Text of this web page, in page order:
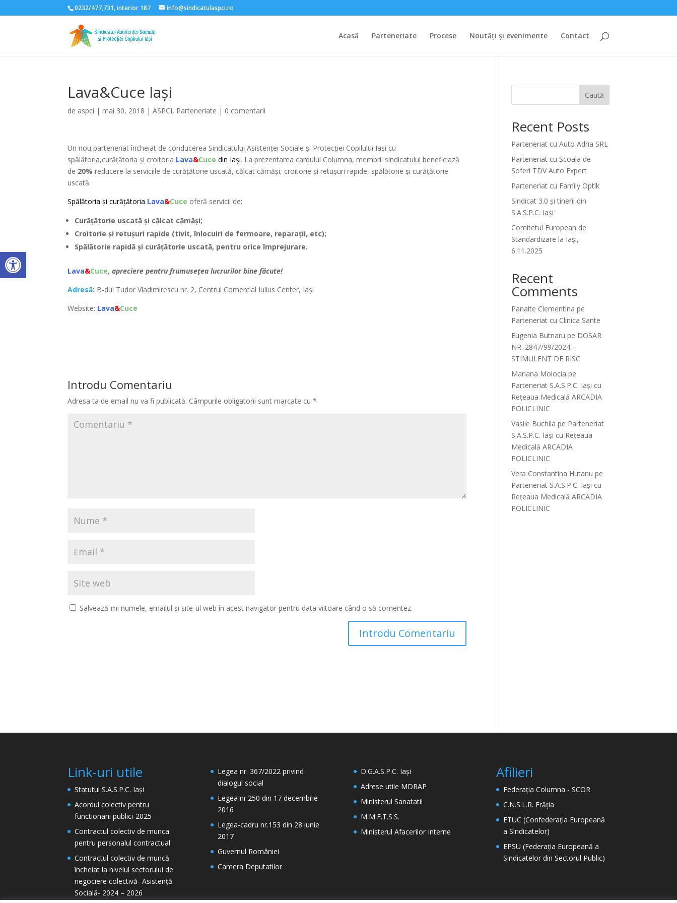
Deschide bara de unelte
0232/477,731, interior 187 info@sindicatulaspci.ro
Acasă Parteneriate Procese Noutăți și evenimente Contact
Lava&Cuce Iași
de aspci |mai 30, 2018 |ASPCI, Parteneriate | 0 comentarii
Un nou parteneriat încheiat de conducerea Sindicatului Asistenței Sociale și Protecției Copilului Iași cu
spălătoria,curățătoria și croitoria Lava&Cucedin Iași. La prezentarea cardului Columna, membrii sindicatului beneficiază
de 20% reducere la serviciile de curăţătorie uscată, călcat cămăşi, croitorie şi retușuri rapide, spălătorie și curăţătorie
uscată.
Spălătoria și curățătoria Lava&Cuce oferă servicii de:
Curăţătorie uscată şi călcat cămăşi;
Croitorie şi retușuri rapide (tivit, înlocuiri de fermoare, reparaţii, etc);
Spălătorie rapidă şi curăţătorie uscată, pentru orice împrejurare.
Lava&Cuce,apreciere pentru frumuseţea lucrurilor bine făcute!
Adresă: B-dul Tudor Vladimirescu nr. 2, Centrul Comercial Iulius Center, Iași
Website: Lava&Cuce
Introdu Comentariu
Adresa ta de email nu va fi publicată. Câmpurile obligatorii sunt marcate cu*
Salvează-mi numele, emailul și site-ul web în acest navigator pentru data viitoare când o să comentez.
Caută
Recent Posts
Parteneriat cu Auto Adria SRL
Parteneriat cu Școala de
Șoferi TDV Auto Expert
Parteneriat cu Family Optik
Sindicat 3.0 și tinerii din
S.A.S.P.C. Iași
Comitetul European de
Standardizare la Iași,
6.11.2025
Recent
Comments
Panaite Clementina pe
Parteneriat cu Clinica Sante
Eugenia Butnaru pe DOSAR
NR. 2847/99/2024 –
STIMULENT DE RISC
Mariana Molocia pe
Parteneriat S.A.S.P.C. Iași cu
Rețeaua Medicală ARCADIA
POLICLINIC
Vasile Buchila pe Parteneriat
S.A.S.P.C. Iași cu Rețeaua
Medicală ARCADIA
POLICLINIC
Vera Constantina Hutanu pe
Parteneriat S.A.S.P.C. Iași cu
Rețeaua Medicală ARCADIA
POLICLINIC
Link-uri utile
Statutul S.A.S.P.C. Iași
Acordul colectiv pentru
functionarii publici-2025
Contractul colectiv de munca
pentru personalul contractual
Contractul colectiv de muncă
încheiat la nivelul sectorului de
negociere colectivă- Asistență
Socială- 2024 – 2026
Legea nr. 367/2022 privind
dialogul social
Legea nr.250 din 17 decembrie
2016
Legea-cadru nr.153 din 28 iunie
2017
Guvernul României
Camera Deputatilor
D.G.A.S.P.C. Iași
Adrese utile MDRAP
Ministerul Sanatatii
M.M.F.T.S.S.
Ministerul Afacerilor Interne
Afilieri
Federația Columna - SCOR
C.N.S.L.R. Frăția
ETUC (Confederația Europeană
a Sindicatelor)
EPSU (Federația Europeană a
Sindicatelor din Sectorul Public)